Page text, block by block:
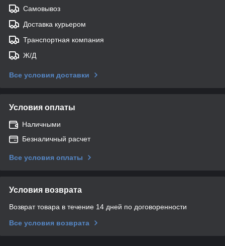
Самовывоз
Доставка курьером
Транспортная компания
Ж/Д
Все условия доставки
Условия оплаты
Наличными
Безналичный расчет
Все условия оплаты
Условия возврата
Возврат товара в течение 14 дней по договоренности
Все условия возврата